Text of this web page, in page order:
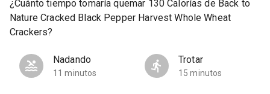
¿Cuánto tiempo tomaría quemar 130 Calorías de Back to
Nature Cracked Black Pepper Harvest Whole Wheat
Crackers?
Nadando
11 minutos
Trotar
15 minutos